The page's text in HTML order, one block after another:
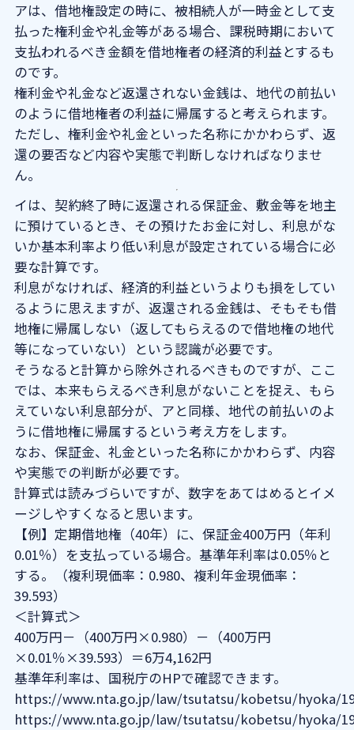
アは、借地権設定の時に、被相続人が一時金として支
払った権利金や礼金等がある場合、課税時期において
支払われるべき金額を借地権者の経済的利益とするも
のです。
権利金や礼金など返還されない金銭は、地代の前払い
のように借地権者の利益に帰属すると考えられます。
ただし、権利金や礼金といった名称にかかわらず、返
還の要否など内容や実態で判断しなければなりませ
ん。
イは、契約終了時に返還される保証金、敷金等を地主
に預けているとき、その預けたお金に対し、利息がな
いか基本利率より低い利息が設定されている場合に必
要な計算です。
利息がなければ、経済的利益というよりも損をしてい
るように思えますが、返還される金銭は、そもそも借
地権に帰属しない（返してもらえるので借地権の地代
等になっていない）という認識が必要です。
そうなると計算から除外されるべきものですが、ここ
では、本来もらえるべき利息がないことを捉え、もら
えていない利息部分が、アと同様、地代の前払いのよ
うに借地権に帰属するという考え方をします。
なお、保証金、礼金といった名称にかかわらず、内容
や実態での判断が必要です。
計算式は読みづらいですが、数字をあてはめるとイメ
ージしやすくなると思います。
【例】定期借地権（40年）に、保証金400万円（年利
0.01％）を支払っている場合。基準年利率は0.05％と
する。（複利現価率：0.980、複利年金現価率：
39.593）
＜計算式＞
400万円－（400万円×0.980）－（400万円
×0.01％×39.593）＝6万4,162円
基準年利率は、国税庁のHPで確認できます。
https://www.nta.go.jp/law/tsutatsu/kobetsu/hyoka/
https://www.nta.go.jp/law/tsutatsu/kobetsu/hyoka/